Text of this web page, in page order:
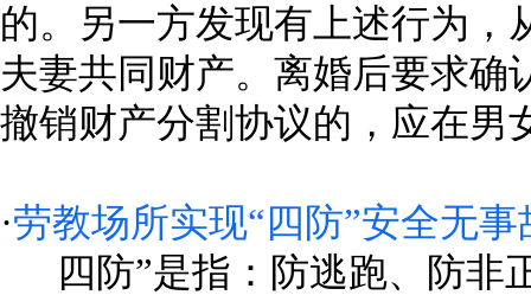
的。另一方发现有上述行为，
夫妻共同财产。离婚后要求确
撤销财产分割协议的，应在男
·劳教场所实现“四防”安全无
四防”是指：防逃跑、防非